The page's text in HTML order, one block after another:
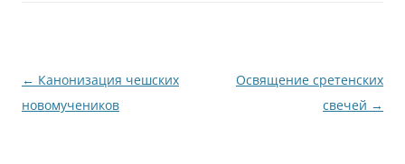
Навигация
по
← Канонизация чешских
новомучеников
Освящение сретенских
свечей →